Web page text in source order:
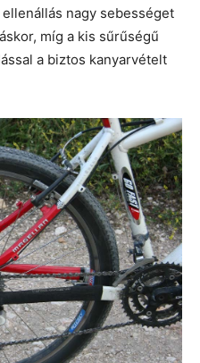
nagy sebességet
míg a kis sűrűségű
a biztos kanyarvételt